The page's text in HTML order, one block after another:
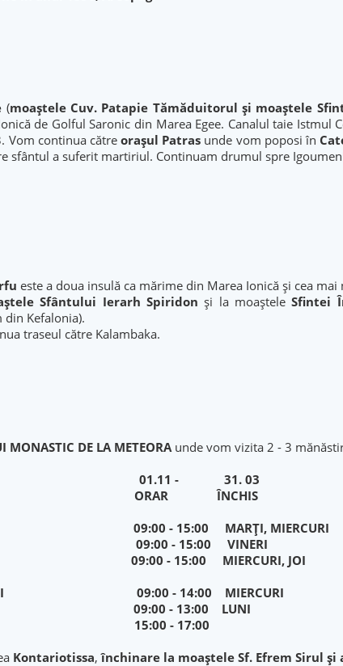
(moaştele Cuv. Patapie Tămăduitorul şi moaştele
de Golful Saronic din Marea Egee. Canalul taie Istmul
Vom continua cătreorașul Patras unde vom poposi în
sfântul a suferit martiriul. Continuam drumul spre
este a doua insulă ca mărime din Marea Ionică și cea mai
Sfântului Ierarh Spiridon și la moașteleSfintei
din Kefalonia).
traseul către Kalambaka.
MONASTIC DE LA METEORAunde vom vizita 2 - 3
01.11 - 31. 03
ÎNCHIS
09:00 - 15:00 MARȚI, MIERCURI
09:00 - 15:00 VINERI
- 15:00 MIERCURI, JOI
09:00 - 14:00 MIERCURI
09:00 - 13:00 LUNI
15:00 - 17:00
Kontariotissa,închinare la moaștele Sf. Efrem Sirul şi